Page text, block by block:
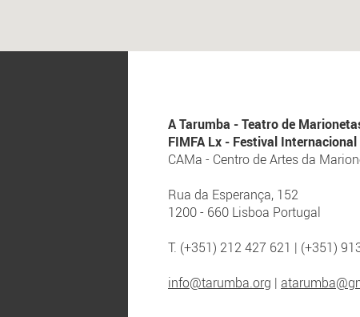
A Tarumba - Teatro de
FIMFA Lx - Festival
CAMa - Centro de Artes da
Rua da Esperança, 152
1200 - 660 Lisboa Portugal
T. (+351) 212 427 621 | (+351)
info@tarumba.org |